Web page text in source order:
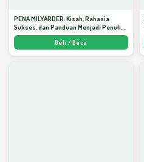
PENA MILYARDER: Kisah, Rahasia
Sukses, dan Panduan Menjadi Penulis 1
Milyar di KBM App dari Nol - Arda Dinata
Beli / Baca